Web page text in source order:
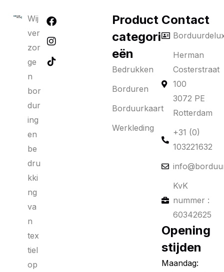
Wij
ver
zor
ge
n
bor
dur
ing
en
be
dru
kki
ng
va
n
tex
tiel
op
Product
categori
eën
Bedrukken
Borduren
Borduurkaart
Werkleding
Contact
Herman
Costerstraat
100
3072 PE
Rotterdam
+31 (0)
103221632
KvK
nummer :
60342625
Opening
stijden
Maandag: